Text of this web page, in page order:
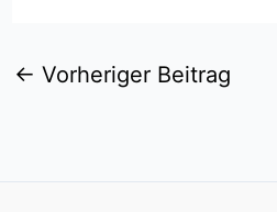
← Vorheriger Beitrag